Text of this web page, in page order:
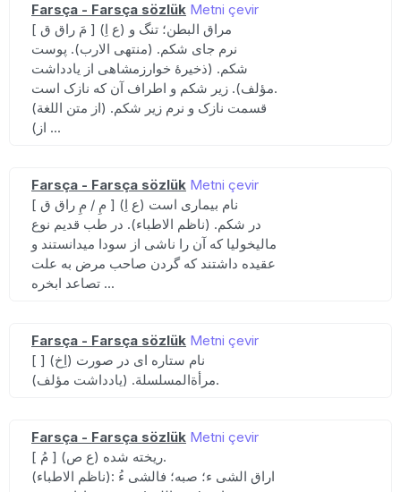
Farsça - Farsça sözlük Metni çevir
[ مَ راق ق ] (ع اِ) مراق البطن؛ تنگ و
نرم جای شکم. (منتهی الارب). پوست
شکم. (ذخیرهٔ خوارزمشاهی از یادداشت
مؤلف). زیر شکم و اطراف آن که نازک است.
قسمت نازک و نرم زیر شکم. (از متن اللغة)
(از ...
Farsça - Farsça sözlük Metni çevir
[ مِ / مِ راق ق ] (ع اِ) نام بیماری است
در شکم. (ناظم الاطباء). در طب قدیم نوع
مالیخولیا که آن را ناشی از سودا میدانستند و
عقیده داشتند که گردن صاحب مرض به علت
تصاعد ابخره ...
Farsça - Farsça sözlük Metni çevir
[ ] (اِخ) نام ستاره ای در صورت
مرأةالمسلسلة. (یادداشت مؤلف).
Farsça - Farsça sözlük Metni çevir
[ مُ ] (ع ص) ریخته شده.
(ناظم الاطباء): اراق الشی ء؛ صبه؛ فالشی ءُ